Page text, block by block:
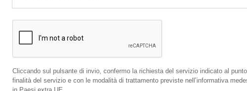
Cliccando sul pulsante di invio, confermo la richiesta del servizio indicato al
finalità del servizio e con le modalità di trattamento previste nell’informativa